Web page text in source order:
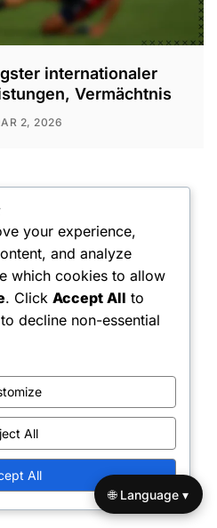
internationaler
Vermächtnis
2, 2026
your experience,
and analyze
which cookies to allow
. Click Accept All to
to decline non-essential
All
All
🌐 Language ▾